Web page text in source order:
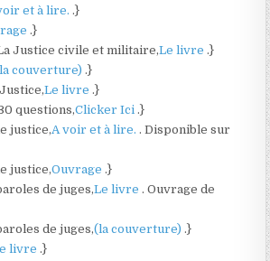
et à lire..}
.}
Justice civile et militaire,Le livre.}
couverture).}
Le livre.}
questions,Clicker Ici.}
justice,A voir et à lire.. Disponible sur
justice,Ouvrage.}
de juges,Le livre. Ouvrage de
de juges,(la couverture).}
livre.}